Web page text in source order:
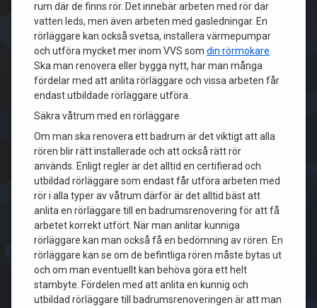
rum där de finns rör. Det innebär arbeten med rör där
vatten leds, men även arbeten med gasledningar. En
rörläggare kan också svetsa, installera värmepumpar
och utföra mycket mer inom VVS som din rörmokare
Ska man renovera eller bygga nytt, har man många
fördelar med att anlita rörläggare och vissa arbeten får
endast utbildade rörläggare utföra.
Säkra våtrum med en rörläggare
Om man ska renovera ett badrum är det viktigt att alla
rören blir rätt installerade och att också rätt rör
används. Enligt regler är det alltid en certifierad och
utbildad rörläggare som endast får utföra arbeten med
rör i alla typer av våtrum därför är det alltid bäst att
anlita en rörläggare till en badrumsrenovering för att få
arbetet korrekt utfört. När man anlitar kunniga
rörläggare kan man också få en bedömning av rören. En
rörläggare kan se om de befintliga rören måste bytas ut
och om man eventuellt kan behöva göra ett helt
stambyte. Fördelen med att anlita en kunnig och
utbildad rörläggare till badrumsrenoveringen är att man